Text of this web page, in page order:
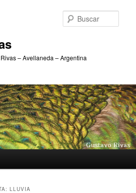
– Avellaneda – Argentina
LLUVIA